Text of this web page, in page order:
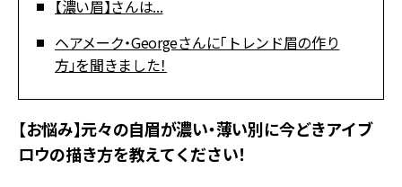
【濃い眉】さんは...
ヘアメーク・Georgeさんに「トレンド眉の作り
方」を聞きました！
【お悩み】元々の自眉が濃い・薄い別に今どきアイブ
ロウの描き方を教えてください！